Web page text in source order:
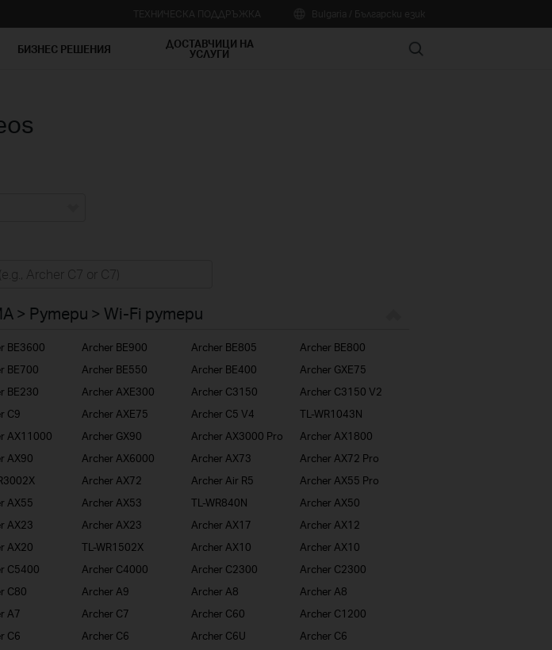
БИЗНЕС РЕШЕНИЯ ДОСТАВЧИЦИ НА
УСЛУГИ Search
Рутери > Wi-Fi рутери
BE3600 Archer BE900 Archer BE805
Archer BE800
BE700 Archer BE550 Archer BE400
Archer GXE75
BE230 Archer AXE300 Archer C3150
Archer C3150 V2
C9 Archer AXE75 Archer C5 V4
TL-WR1043N
AX11000 Archer GX90 Archer AX3000 Pro
Archer AX1800
AX90 Archer AX6000 Archer AX73
Archer AX72 Pro
Archer AX72 Archer Air R5
Archer AX55 Pro
AX55 Archer AX53 TL-WR840N
Archer AX50
AX23 Archer AX23 Archer AX17
Archer AX12
AX20 TL-WR1502X Archer AX10
Archer AX10
C5400 Archer C4000 Archer C2300
Archer C2300
C80 Archer A9 Archer A8
Archer A8
A7 Archer C7 Archer C60
Archer C1200
C6 Archer C6 Archer C6U
Archer C6